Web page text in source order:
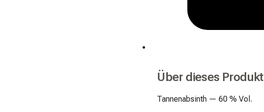
Über dieses Produkt
Tannenabsinth — 60 % Vol.